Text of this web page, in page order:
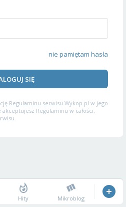
nie pamiętam hasła
SIĘ
Regulaminu serwisu Wykop.pl w jego
Regulaminu w całości,
Hity Mikroblog